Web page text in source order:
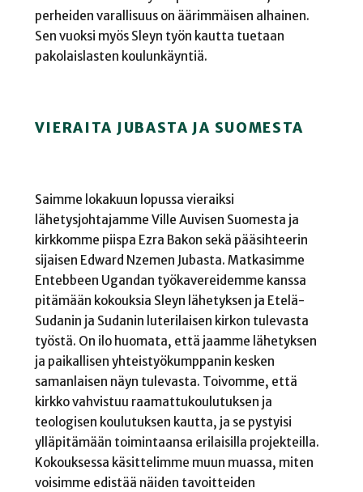
perheiden varallisuus on äärimmäisen alhainen.
Sen vuoksi myös Sleyn työn kautta tuetaan
pakolaislasten koulunkäyntiä.
VIERAITA JUBASTA JA SUOMESTA
Saimme lokakuun lopussa vieraiksi
lähetysjohtajamme Ville Auvisen Suomesta ja
kirkkomme piispa Ezra Bakon sekä pääsihteerin
sijaisen Edward Nzemen Jubasta. Matkasimme
Entebbeen Ugandan työkavereidemme kanssa
pitämään kokouksia Sleyn lähetyksen ja Etelä-
Sudanin ja Sudanin luterilaisen kirkon tulevasta
työstä. On ilo huomata, että jaamme lähetyksen
ja paikallisen yhteistyökumppanin kesken
samanlaisen näyn tulevasta. Toivomme, että
kirkko vahvistuu raamattukoulutuksen ja
teologisen koulutuksen kautta, ja se pystyisi
ylläpitämään toimintaansa erilaisilla projekteilla.
Kokouksessa käsittelimme muun muassa, miten
voisimme edistää näiden tavoitteiden